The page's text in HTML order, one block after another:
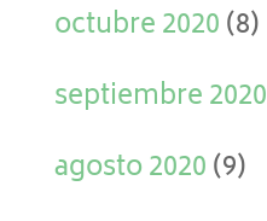
octubre 2020(8)
septiembre 2020
agosto 2020(9)